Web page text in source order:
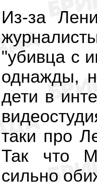
Из-за
"убивца с
однажды,
дети в
таки про
Так что
сильно